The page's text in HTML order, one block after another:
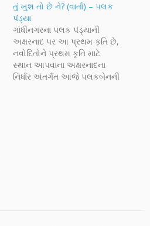
તું ખુશ તો છે ને? (વાર્તા) – પલક
પંડ્યા
ગાંધીનગરના પલક પંડ્યાની
અક્ષરનાદ પર આ પ્રથમ કૃતિ છે,
નવોદિતોને પ્રથમ કૃતિ માટે
સ્થાન આપવાના અક્ષરનાદના
નિર્ધાર અંતર્ગત આજે પલકબેનની